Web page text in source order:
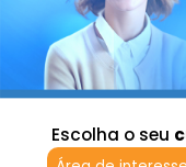
Escolha o seu